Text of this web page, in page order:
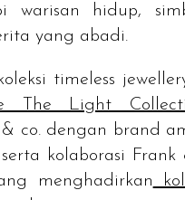
warisan hidup,
yang abadi.
timeless
The Light
co. dengan brand
kolaborasi Frank
menghadirkan